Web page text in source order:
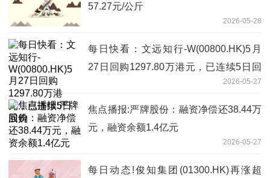
57.27元/公斤
2026-05-28
每日快看：文远知行-W(00800.HK)5月
27日回购1297.80万港元，已连续5日回
2026-05-27
焦点播报:严牌股份：融资净偿还38.44万
元，融资余额1.4亿元
2026-05-27
每日动态!俊知集团(01300.HK)再涨超